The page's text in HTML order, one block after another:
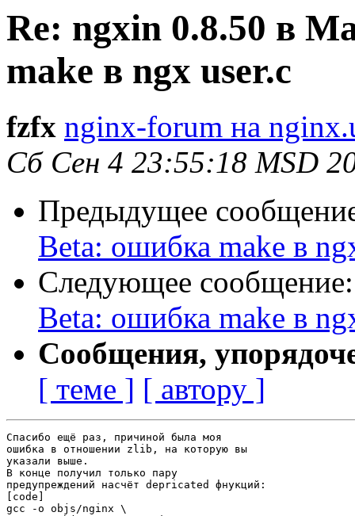
Re: ngxin 0.8.50 в
make в ngx user.c
fzfx nginx-forum на
Сб Сен 4 23:55:18 MSD
Предыдущее
Beta: ошибка make в
Следующее
Beta: ошибка make в
Сообщения,
[ теме ] [ автору ]
Спасибо ещё раз, причиной была моя
ошибка в отношении zlib, на которую вы
указали выше.
В конце получил только пару
предупреждений насчёт depricated фнукций:
[code]
gcc -o objs/nginx \